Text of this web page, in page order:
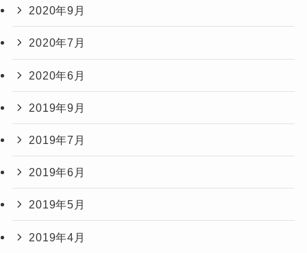
2020年9月
2020年7月
2020年6月
2019年9月
2019年7月
2019年6月
2019年5月
2019年4月